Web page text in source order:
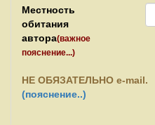
Местность
обитания
автора(важное
пояснение...)
НЕ ОБЯЗАТЕЛЬНО e-mail.
(пояснение..)